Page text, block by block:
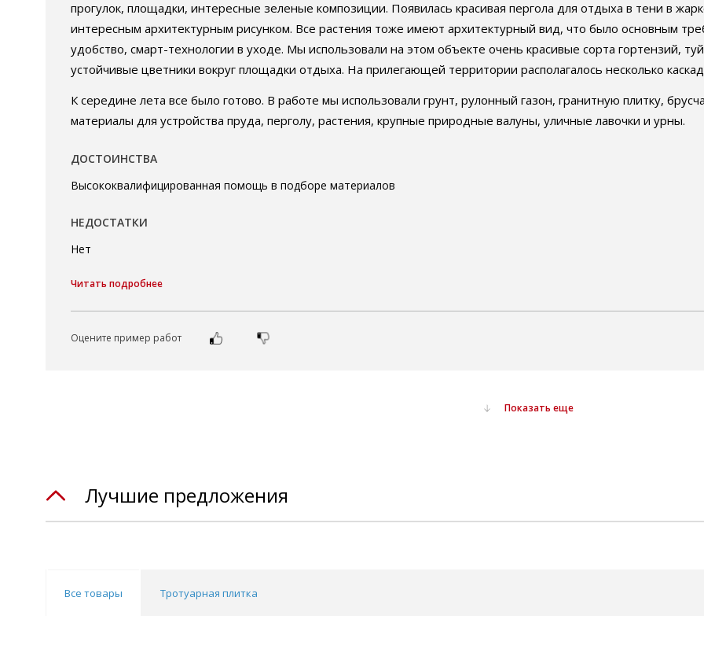
прогулок, площадки, интересные зеленые композиции. Появилась красивая пергола для отдыха в тени в
интересным архитектурным рисунком. Все растения тоже имеют архитектурный вид, что было основным
удобство, смарт-технологии в уходе. Мы использовали на этом объекте очень красивые сорта гортензий,
устойчивые цветники вокруг площадки отдыха. На прилегающей территории располагалось несколько
К середине лета все было готово. В работе мы использовали грунт, рулонный газон, гранитную плитку,
материалы для устройства пруда, перголу, растения, крупные природные валуны, уличные лавочки и урны.
ДОСТОИНСТВА
Высококвалифицированная помощь в подборе материалов
НЕДОСТАТКИ
Нет
Читать подробнее
Оцените пример работ
Показать еще
Лучшие предложения
Все товары Тротуарная плитка